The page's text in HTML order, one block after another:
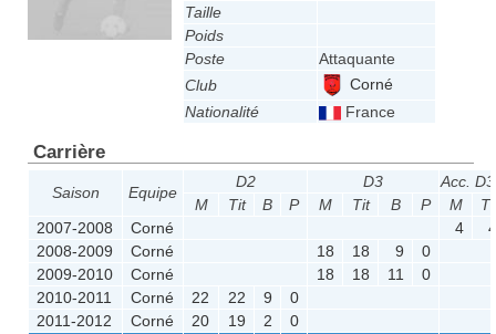
Taille
Poids
Poste
Attaquante
Club
Corné
Nationalité
France
Carrière
Saison Equipe
D2 D3
Acc.
M
Tit B P M Tit B P M
2007-2008
Corné 4
4
2008-2009
Corné 18 18 9
0
2009-2010
Corné 18 18 11
0
2010-2011
Corné 22 22 9
0
2011-2012
Corné 20 19 2
0